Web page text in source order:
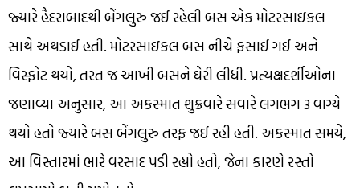
જ્યારે હૈદરાબાદથી બેંગલુરુ જઈ રહેલી બસ એક મોટરસાઇકલ
સાથે અથડાઈ હતી. મોટરસાઇકલ બસ નીચે ફસાઈ ગઈ અને
વિસ્ફોટ થયો, તરત જ આખી બસને ઘેરી લીધી. પ્રત્યક્ષદર્શીઓના
જણાવ્યા અનુસાર, આ અકસ્માત શુક્રવારે સવારે લગભગ 3 વાગ્યે
થયો હતો જ્યારે બસ બેંગલુરુ તરફ જઈ રહી હતી. અકસ્માત સમયે,
આ વિસ્તારમાં ભારે વરસાદ પડી રહ્યો હતો, જેના કારણે રસ્તો